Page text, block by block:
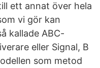
ett annat över hela
vi gör kan
kallade ABC-
eller Signal, B
som metod